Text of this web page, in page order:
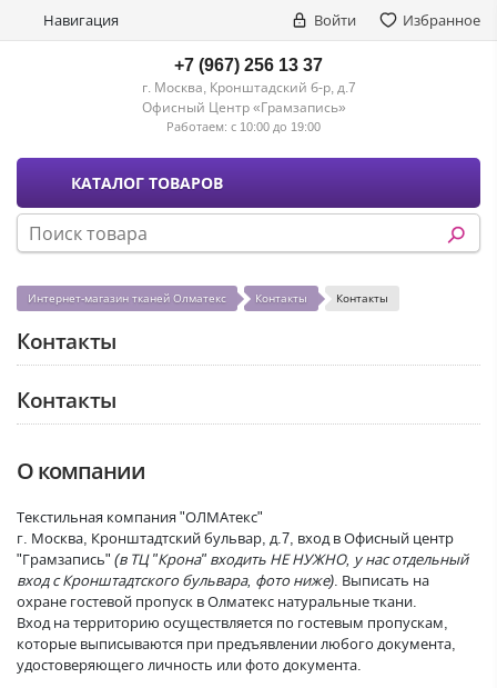
Навигация Войти Избранное
+7 (967) 256 13 37
г. Москва, Кронштадский б-р, д.7
Офисный Центр «Грамзапись»
Работаем: с 10:00 до 19:00
КАТАЛОГ ТОВАРОВ
Интернет-магазин тканей Олматекс Контакты Контакты
Контакты
Контакты
О компании
Текстильная компания "ОЛМАтекс"
г. Москва, Кронштадтский бульвар, д.7, вход в Офисный центр
"Грамзапись" (в ТЦ "Крона" входить НЕ НУЖНО, у нас отдельный
вход с Кронштадтского бульвара, фото ниже). Выписать на
охране гостевой пропуск в Олматекс натуральные ткани.
Вход на территорию осуществляется по гостевым пропускам,
которые выписываются при предъявлении любого документа,
удостоверяющего личность или фото документа.